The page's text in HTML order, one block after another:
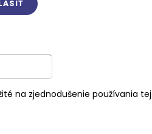
na zjednodušenie používania